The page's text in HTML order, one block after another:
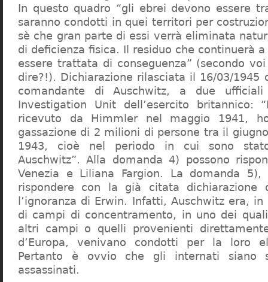
In questo quadro “gli ebrei devono essere
saranno condotti in quei territori per
sè che gran parte di essi verrà eliminata
di deficienza fisica. Il residuo che continuerà
essere trattata di conseguenza” (secondo
dire?!). Dichiarazione rilasciata il 16/03/1945
comandante di Auschwitz, a due
Investigation Unit dell’esercito britannico:
ricevuto da Himmler nel maggio 1941,
gassazione di 2 milioni di persone tra il
1943, cioè nel periodo in cui sono
Auschwitz”. Alla domanda 4) possono
Venezia e Liliana Fargion. La domanda
rispondere con la già citata dichiarazione
l’ignoranza di Erwin. Infatti, Auschwitz era,
di campi di concentramento, in uno dei
altri campi o quelli provenienti
d’Europa, venivano condotti per la loro
Pertanto è ovvio che gli internati siano
assassinati.